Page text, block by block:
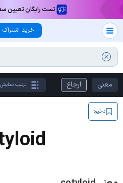
تست رایگان تعیین
خرید اشتراک
معنی ارجاع ترتیب نمایش
ذخیره